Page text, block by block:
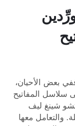
بعض الأحيان،
سلاسل المفاتيح
شينغ ليف
والتعامل معها